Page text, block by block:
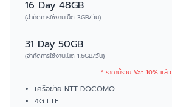
16 Day 48GB
(จำกัดการใช้งานเน็ต 3GB/วัน)
31 Day 50GB
(จำกัดการใช้งานเน็ต 1.6GB/วัน)
* ราคานี้รวม Vat 10% แล้ว
เครือข่าย NTT DOCOMO
4G LTE